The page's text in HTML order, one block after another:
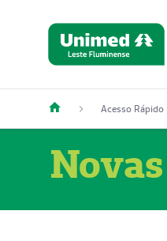
Acesso Rápido